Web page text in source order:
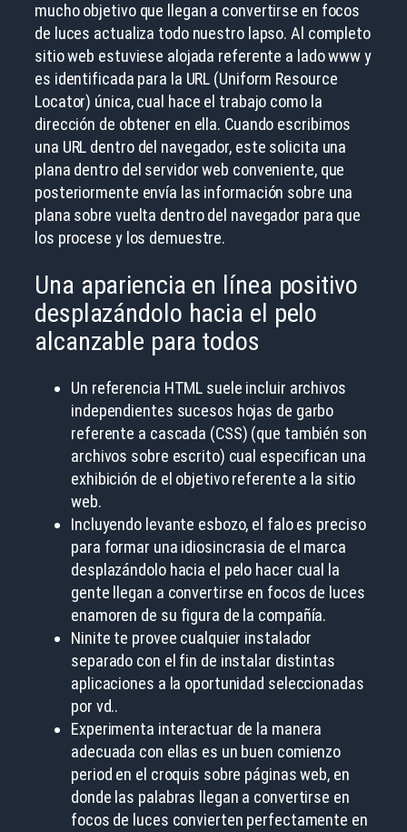
mucho objetivo que llegan a convertirse en focos
de luces actualiza todo nuestro lapso. Al completo
sitio web estuviese alojada referente a lado www y
es identificada para la URL (Uniform Resource
Locator) única, cual hace el trabajo como la
dirección de obtener en ella. Cuando escribimos
una URL dentro del navegador, este solicita una
plana dentro del servidor web conveniente, que
posteriormente envía las información sobre una
plana sobre vuelta dentro del navegador para que
los procese y los demuestre.
Una apariencia en línea positivo
desplazándolo hacia el pelo
alcanzable para todos
Un referencia HTML suele incluir archivos
independientes sucesos hojas de garbo
referente a cascada (CSS) (que también son
archivos sobre escrito) cual especifican una
exhibición de el objetivo referente a la sitio
web.
Incluyendo levante esbozo, el falo es preciso
para formar una idiosincrasia de el marca
desplazándolo hacia el pelo hacer cual la
gente llegan a convertirse en focos de luces
enamoren de su figura de la compañía.
Ninite te provee cualquier instalador
separado con el fin de instalar distintas
aplicaciones a la oportunidad seleccionadas
por vd..
Experimenta interactuar de la manera
adecuada con ellas es un buen comienzo
period en el croquis sobre páginas web, en
donde las palabras llegan a convertirse en
focos de luces convierten perfectamente en